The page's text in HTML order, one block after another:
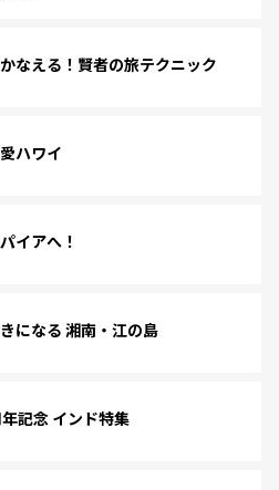
なえる！賢者の旅テクニック
ハワイ
イアへ！
になる 湘南・江の島
記念 インド特集